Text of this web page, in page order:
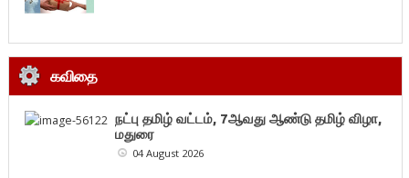
கவிதை
நட்பு தமிழ் வட்டம், 7ஆவது ஆண்டு தமிழ் விழா,
மதுரை
04 August 2026